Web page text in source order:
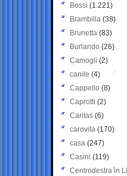
Bossi (1.221)
Brambilla (38)
Brunetta (83)
Burlando (26)
Camogli (2)
canile (4)
Cappello (8)
Caprotti (2)
Caritas (6)
carovita (170)
casa (247)
Casini (119)
Centrodestra in